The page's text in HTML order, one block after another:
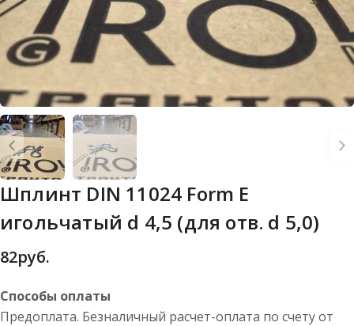
Шплинт DIN 11024 Form E
игольчатый d 4,5 (для отв. d 5,0)
82руб.
Способы оплаты
Предоплата. Безналичный расчет-оплата по счету от